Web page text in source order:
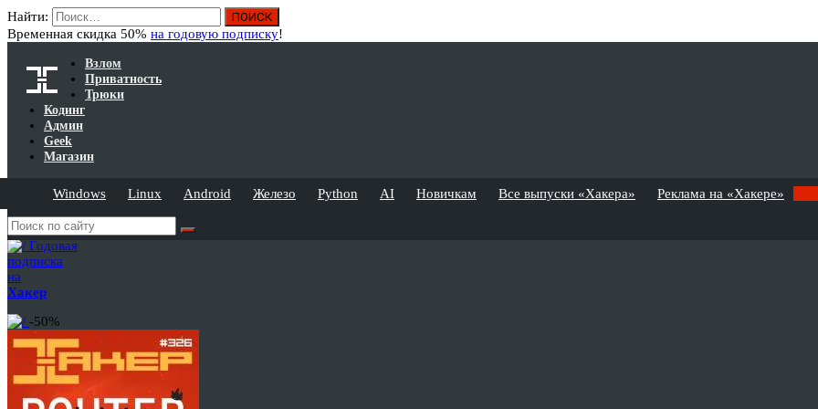
Найти:
Временная скидка 50% на годовую подписку!
Взлом
Приватность
Трюки
Кодинг
Админ
Geek
Магазин
Windows Linux Android Железо Python AI Новичкам Все выпуски «Хакера» Реклама на «Хакере»
Годовая
подписка
на
Хакер
-50%